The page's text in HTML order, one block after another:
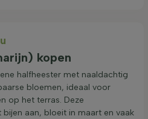
kopen
halfheester met naaldachtig
bloemen, ideaal voor
op het terras. Deze
aan, bloeit in maart en vaak